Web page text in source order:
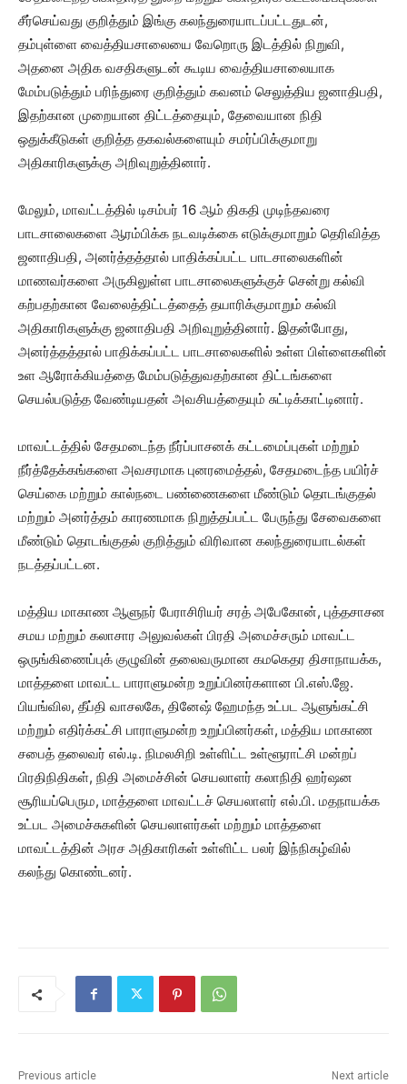
சீர்செய்வது குறித்தும் இங்கு கலந்துரையாடப்பட்டதுடன்,
தம்புள்ளை வைத்தியசாலையை வேறொரு இடத்தில் நிறுவி,
அதனை அதிக வசதிகளுடன் கூடிய வைத்தியசாலையாக
மேம்படுத்தும் பரிந்துரை குறித்தும் கவனம் செலுத்திய ஜனாதிபதி,
இதற்கான முறையான திட்டத்தையும், தேவையான நிதி
ஒதுக்கீடுகள் குறித்த தகவல்களையும் சமர்ப்பிக்குமாறு
அதிகாரிகளுக்கு அறிவுறுத்தினார்.
மேலும், மாவட்டத்தில் டிசம்பர் 16 ஆம் திகதி முடிந்தவரை
பாடசாலைகளை ஆரம்பிக்க நடவடிக்கை எடுக்குமாறும் தெரிவித்த
ஜனாதிபதி, அனர்த்தத்தால் பாதிக்கப்பட்ட பாடசாலைகளின்
மாணவர்களை அருகிலுள்ள பாடசாலைகளுக்குச் சென்று கல்வி
கற்பதற்கான வேலைத்திட்டத்தைத் தயாரிக்குமாறும் கல்வி
அதிகாரிகளுக்கு ஜனாதிபதி அறிவுறுத்தினார். இதன்போது,
அனர்த்தத்தால் பாதிக்கப்பட்ட பாடசாலைகளில் உள்ள பிள்ளைகளின்
உள ஆரோக்கியத்தை மேம்படுத்துவதற்கான திட்டங்களை
செயல்படுத்த வேண்டியதன் அவசியத்தையும் சுட்டிக்காட்டினார்.
மாவட்டத்தில் சேதமடைந்த நீர்ப்பாசனக் கட்டமைப்புகள் மற்றும்
நீர்த்தேக்கங்களை அவசரமாக புனரமைத்தல், சேதமடைந்த பயிர்ச்
செய்கை மற்றும் கால்நடை பண்ணைகளை மீண்டும் தொடங்குதல்
மற்றும் அனர்த்தம் காரணமாக நிறுத்தப்பட்ட பேருந்து சேவைகளை
மீண்டும் தொடங்குதல் குறித்தும் விரிவான கலந்துரையாடல்கள்
நடத்தப்பட்டன.
மத்திய மாகாண ஆளுநர் பேராசிரியர் சரத் அபேகோன், புத்தசாசன
சமய மற்றும் கலாசார அலுவல்கள் பிரதி அமைச்சரும் மாவட்ட
ஒருங்கிணைப்புக் குழுவின் தலைவருமான கமகெதர திசாநாயக்க,
மாத்தளை மாவட்ட பாராளுமன்ற உறுப்பினர்களான பி.எஸ்.ஜே.
பியங்வில, தீப்தி வாசலகே, தினேஷ் ஹேமந்த உட்பட ஆளுங்கட்சி
மற்றும் எதிர்க்கட்சி பாராளுமன்ற உறுப்பினர்கள், மத்திய மாகாண
சபைத் தலைவர் எல்.டி. நிமலசிறி உள்ளிட்ட உள்ளூராட்சி மன்றப்
பிரதிநிதிகள், நிதி அமைச்சின் செயலாளர் கலாநிதி ஹர்ஷன
சூரியப்பெரும, மாத்தளை மாவட்டச் செயலாளர் எல்.பி. மதநாயக்க
உட்பட அமைச்சுகளின் செயலாளர்கள் மற்றும் மாத்தளை
மாவட்டத்தின் அரச அதிகாரிகள் உள்ளிட்ட பலர் இந்நிகழ்வில்
கலந்து கொண்டனர்.
Previous article Next article